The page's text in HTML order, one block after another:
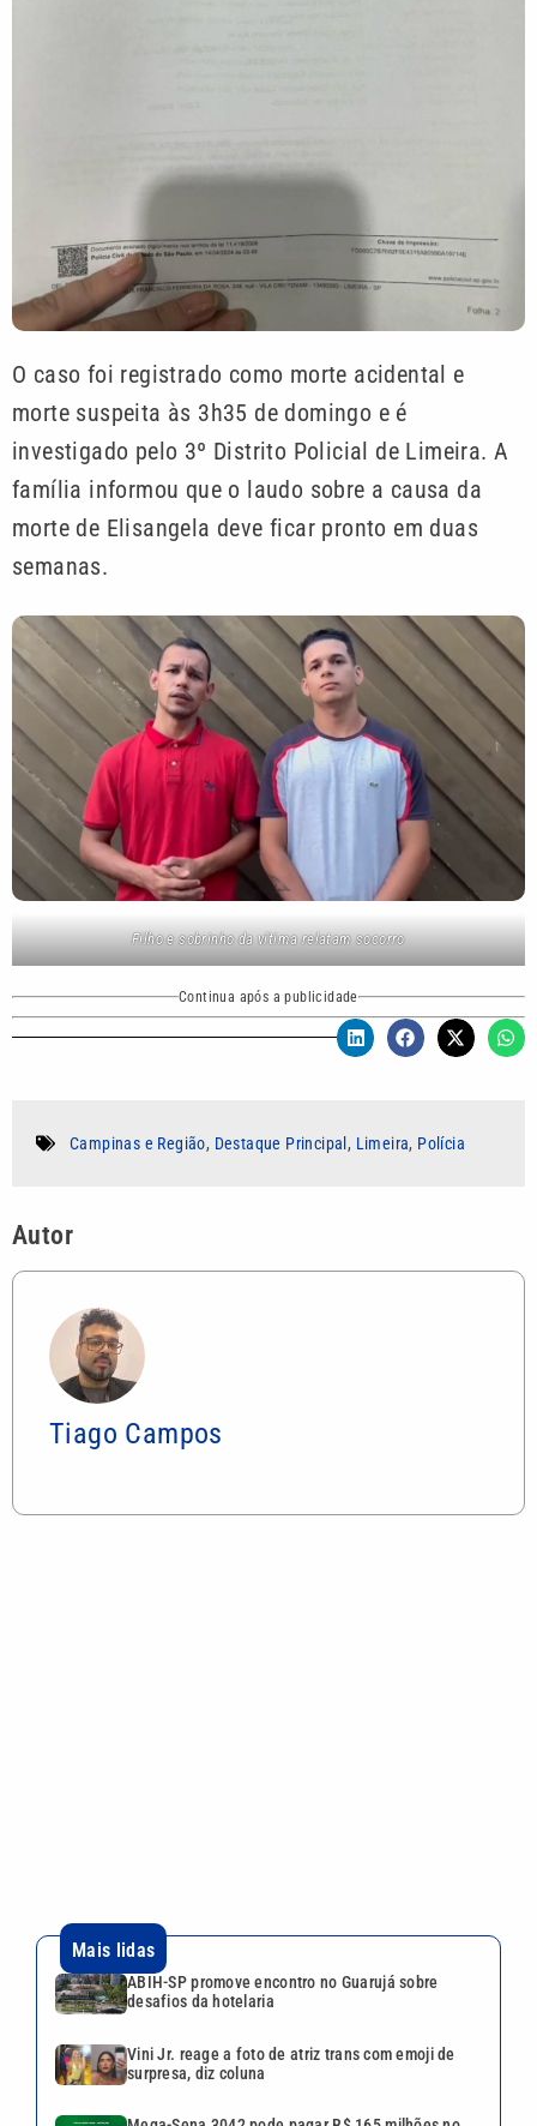
O caso foi registrado como morte acidental e
morte suspeita às 3h35 de domingo e é
investigado pelo 3º Distrito Policial de Limeira. A
família informou que o laudo sobre a causa da
morte de Elisangela deve ficar pronto em duas
semanas.
Filho e sobrinho da vítima relatam socorro
Continua após a publicidade
Campinas e Região, Destaque Principal , Limeira, Polícia
Autor
Tiago Campos
área de Mata Atlântica no litoral de SP
Shopping Parque Dom Pedro estreia experiência
imersiva ‘O Código Troll’